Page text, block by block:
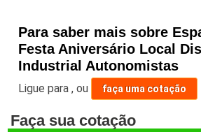
Para saber mais sobre
Festa Aniversário Local
Industrial Autonomistas
Ligue para,ou faça uma cotação
Faça sua cotação